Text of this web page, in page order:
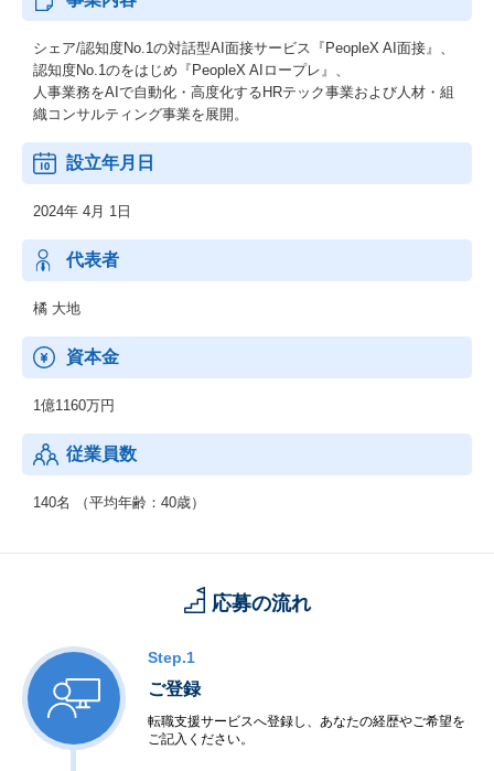
シェア/認知度No.1の対話型AI面接サービス『PeopleX AI面接』、
認知度No.1のをはじめ『PeopleX AIロープレ』、
人事業務をAIで自動化・高度化するHRテック事業および人材・組
織コンサルティング事業を展開。
設立年月日
2024年 4月 1日
代表者
橘 大地
資本金
1億1160万円
従業員数
140名 （平均年齢：40歳）
応募の流れ
Step.1
ご登録
転職支援サービスへ登録し、あなたの経歴やご希望を
ご記入ください。